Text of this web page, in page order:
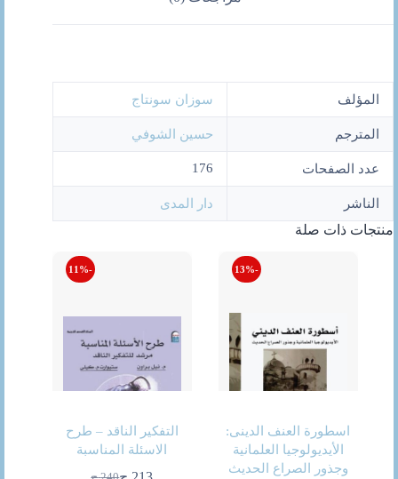
المؤلف سوزان سونتاج
المترجم حسين الشوفي
عدد الصفحات 176
الناشر دار المدى
منتجات ذات صلة
-13%
اسطورة العنف الدينى:
الأيديولوجيا العلمانية
وجذور الصراع الحديث
-11%
التفكير الناقد – طرح
الاسئلة المناسبة